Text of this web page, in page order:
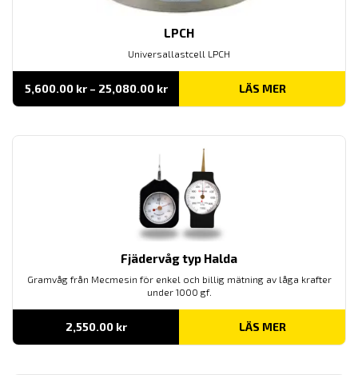
LPCH
Universallastcell LPCH
5,600.00 kr – 25,080.00 krPrisintervall:
till
LÄS MER
Fjädervåg typ Halda
Gramvåg från Mecmesin för enkel och billig mätning av låga krafter
under 1000 gf.
2,550.00 kr LÄS MER